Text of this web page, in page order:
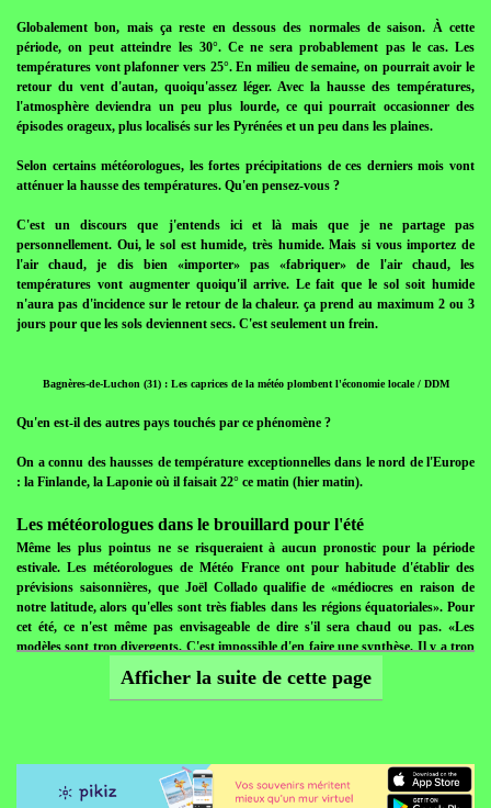
Globalement bon, mais ça reste en dessous des normales de saison. À cette
période, on peut atteindre les 30°. Ce ne sera probablement pas le cas. Les
températures vont plafonner vers 25°. En milieu de semaine, on pourrait avoir le
retour du vent d'autan, quoiqu'assez léger. Avec la hausse des températures,
l'atmosphère deviendra un peu plus lourde, ce qui pourrait occasionner des
épisodes orageux, plus localisés sur les Pyrénées et un peu dans les plaines.
Selon certains météorologues, les fortes précipitations de ces derniers mois vont
atténuer la hausse des températures. Qu'en pensez-vous ?
C'est un discours que j'entends ici et là mais que je ne partage pas
personnellement. Oui, le sol est humide, très humide. Mais si vous importez de
l'air chaud, je dis bien «importer» pas «fabriquer» de l'air chaud, les
températures vont augmenter quoiqu'il arrive. Le fait que le sol soit humide
n'aura pas d'incidence sur le retour de la chaleur. ça prend au maximum 2 ou 3
jours pour que les sols deviennent secs. C'est seulement un frein.
Bagnères-de-Luchon (31) : Les caprices de la météo plombent l'économie locale / DDM
Qu'en est-il des autres pays touchés par ce phénomène ?
On a connu des hausses de température exceptionnelles dans le nord de l'Europe
: la Finlande, la Laponie où il faisait 22° ce matin (hier matin).
Les météorologues dans le brouillard pour l'été
Même les plus pointus ne se risqueraient à aucun pronostic pour la période
estivale. Les météorologues de Météo France ont pour habitude d'établir des
prévisions saisonnières, que Joël Collado qualifie de «médiocres en raison de
notre latitude, alors qu'elles sont très fiables dans les régions équatoriales». Pour
cet été, ce n'est même pas envisageable de dire s'il sera chaud ou pas. «Les
modèles sont trop divergents. C'est impossible d'en faire une synthèse. Il y a trop
de dispersion. Certains modèles diront qu'il sera chaud, d'autres l'inverse. Nous
n'avons pas de signal cohérent.» Reste à espérer le retour des beaux jours.
La lente montée des eaux inonde l'ouest de Castres
Afficher la suite de cette page